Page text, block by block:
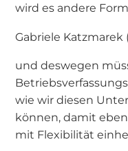
wird es andere
Gabriele Katzmarek
und deswegen
wie wir diesen
können, damit
mit Flexibilität